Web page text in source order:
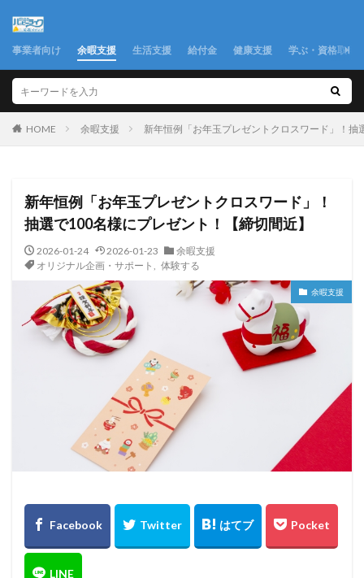
事業者向け 余暇支援 生活支援 給付金 健康支援 学ぶ・資格取得
HOME 余暇支援 新年恒例「お年玉プレゼントクロスワード」！
新年恒例「お年玉プレゼントクロスワード」！
抽選で100名様にプレゼント！【締切間近】
2026-01-24 2026-01-23
余暇支援
オリジナル企画・サポート
体験する
余暇支援